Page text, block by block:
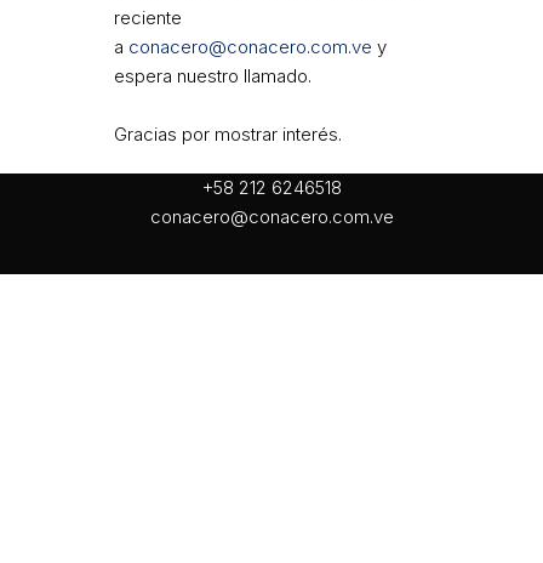
reciente
a conacero@conacero.com.ve y
espera nuestro llamado.
Gracias por mostrar interés.
+58 212 6246518
conacero@conacero.com.ve